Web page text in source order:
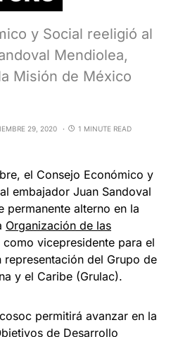
y Social reeligió al
Mendiolea,
Misión de México
29, 2020 1 MINUTE READ
el Consejo Económico y
embajador Juan Sandoval
permanente alterno en la
Organización de las
como vicepresidente para el
del Grupo de
y el Caribe (Grulac).
permitirá avanzar en la
de Desarrollo